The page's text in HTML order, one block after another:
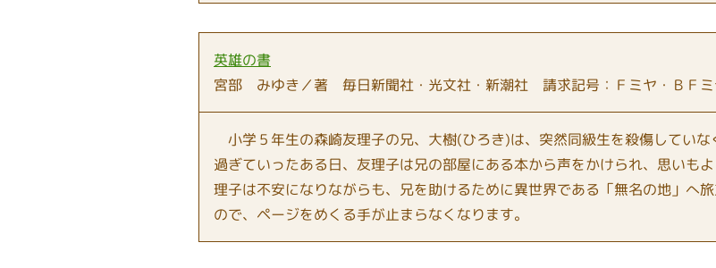
英雄の書
宮部 みゆき／著 毎日新聞社・光文社・新潮社 請求記号：Ｆミヤ・ＢＦミ
小学５年生の森崎友理子の兄、大樹(ひろき)は、突然同級生を殺傷してい
過ぎていったある日、友理子は兄の部屋にある本から声をかけられ、思いも
理子は不安になりながらも、兄を助けるために異世界である「無名の地」へ
ので、ページをめくる手が止まらなくなります。